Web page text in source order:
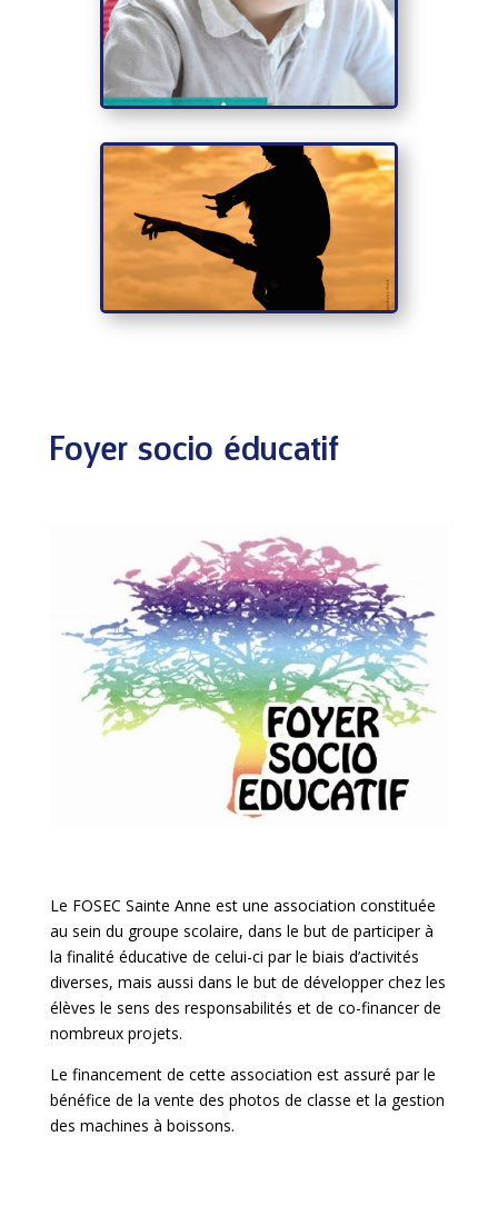
Foyer socio éducatif
Le FOSEC Sainte Anne est une association constituée
au sein du groupe scolaire, dans le but de participer à
la finalité éducative de celui-ci par le biais d’activités
diverses, mais aussi dans le but de développer chez les
élèves le sens des responsabilités et de co-financer de
nombreux projets.
Le financement de cette association est assuré par le
bénéfice de la vente des photos de classe et la gestion
des machines à boissons.